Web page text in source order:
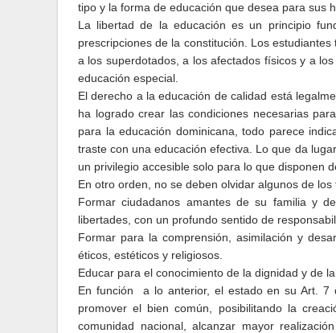
tipo y la forma de educación que desea para sus
La libertad de la educación es un principio
prescripciones de la constitución. Los
a los superdotados, a los afectados físicos y a
educación especial.
El derecho a la educación de calidad está
ha logrado crear las condiciones necesarias
para la educación dominicana, todo parece
traste con una educación efectiva. Lo que da
un privilegio accesible solo para lo que disponen
En otro orden, no se deben olvidar algunos de
Formar ciudadanos amantes de su familia y
libertades, con un profundo sentido de
Formar para la comprensión, asimilación y
éticos, estéticos y religiosos.
Educar para el conocimiento de la dignidad y de
En función
a lo anterior, el estado en su Art. 7
promover el bien común, posibilitando la
comunidad nacional, alcanzar mayor